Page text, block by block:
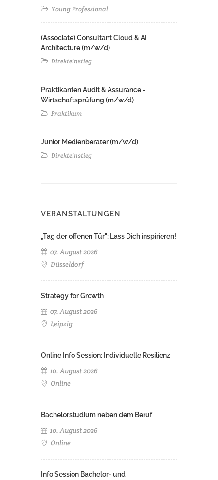
Young Professional
(Associate) Consultant Cloud & AI
Architecture (m/w/d)​ ​
Direkteinstieg
Praktikanten Audit & Assurance -
Wirtschaftsprüfung (m/w/d)
Praktikum
Junior Medienberater (m/w/d)
Direkteinstieg
VERANSTALTUNGEN
„Tag der offenen Tür": Lass Dich inspirieren!
07. August 2026
Düsseldorf
Strategy for Growth
07. August 2026
Leipzig
Online Info Session: Individuelle Resilienz
10. August 2026
Online
Bachelorstudium neben dem Beruf
10. August 2026
Online
Info Session Bachelor- und